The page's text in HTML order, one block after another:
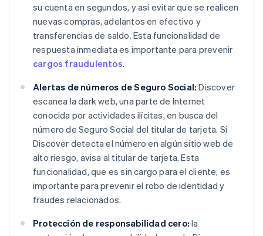
su cuenta en segundos, y así evitar que se realicen
nuevas compras, adelantos en efectivo y
transferencias de saldo. Esta funcionalidad de
respuesta inmediata es importante para prevenir
cargos fraudulentos.
Alertas de números de Seguro Social: Discover
escanea la dark web, una parte de Internet
conocida por actividades ilícitas, en busca del
número de Seguro Social del titular de tarjeta. Si
Discover detecta el número en algún sitio web de
alto riesgo, avisa al titular de tarjeta. Esta
funcionalidad, que es sin cargo para el cliente, es
importante para prevenir el robo de identidad y
fraudes relacionados.
Protección de responsabilidad cero: la